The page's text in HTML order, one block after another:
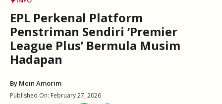
EPL Perkenal Platform
Penstriman Sendiri ‘Premier
League Plus’ Bermula Musim
Hadapan
By Mein Amorim
Published On: February 27, 2026